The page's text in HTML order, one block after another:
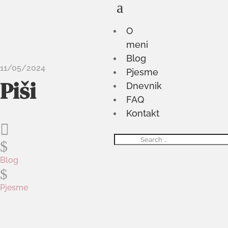
O
meni
Blog
Pjesme
Dnevnik
FAQ
Kontakt
a
11/05/2024
Piši

$
Blog
$
Pjesme